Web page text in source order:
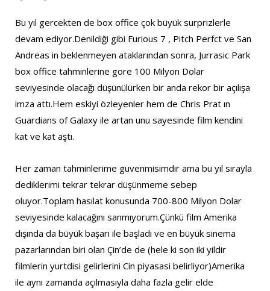
Bu yıl gercekten de box office çok büyük surprizlerle
devam ediyor.Denildiği gibi Furious 7 , Pitch Perfct ve San
Andreas in beklenmeyen ataklarından sonra, Jurrasic Park
box office tahminlerine gore 100 Milyon Dolar
seviyesinde olacağı düşünülürken bir anda rekor bir açılışa
imza attı.Hem eskiyi özleyenler hem de Chris Prat ın
Guardians of Galaxy ile artan unu sayesinde film kendini
kat ve kat aştı.
Her zaman tahminlerime guvenmisimdir ama bu yıl sırayla
dediklerimi tekrar tekrar düşünmeme sebep
oluyor.Toplam hasılat konusunda 700-800 Milyon Dolar
seviyesinde kalacağını sanmıyorum.Çünkü film Amerika
dışında da büyük başarı ile başladı ve en büyük sinema
pazarlarından biri olan Çin’de de (hele ki son iki yildir
filmlerin yurtdisi gelirlerini Cin piyasasi belirliyor)Amerika
ile aynı zamanda açılmasıyla daha fazla gelir elde